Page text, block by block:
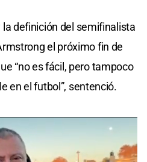
la definición del semifinalista
el próximo fin de
“no es fácil, pero tampoco
en el futbol”, sentenció.